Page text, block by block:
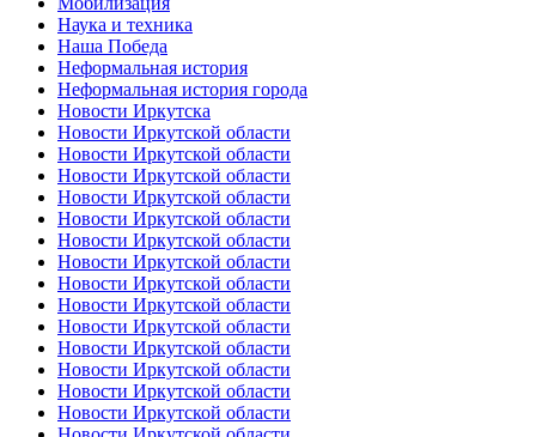
Наука и техника
Наша Победа
Неформальная история
Неформальная история города
Новости Иркутска
Новости Иркутской области
Новости Иркутской области
Новости Иркутской области
Новости Иркутской области
Новости Иркутской области
Новости Иркутской области
Новости Иркутской области
Новости Иркутской области
Новости Иркутской области
Новости Иркутской области
Новости Иркутской области
Новости Иркутской области
Новости Иркутской области
Новости Иркутской области